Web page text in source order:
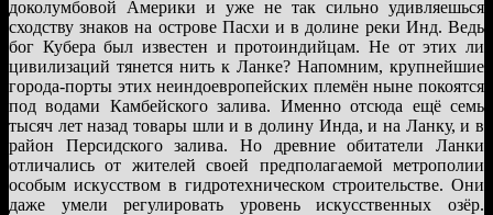
доколумбовой Америки и уже не так сильно удивляешься
сходству знаков на острове Пасхи и в долине реки Инд. Ведь
бог Кубера был известен и протоиндийцам. Не от этих ли
цивилизаций тянется нить к Ланке? Напомним, крупнейшие
города-порты этих неиндоевропейских племён ныне покоятся
под водами Камбейского залива. Именно отсюда ещё семь
тысяч лет назад товары шли и в долину Инда, и на Ланку, и в
район Персидского залива. Но древние обитатели Ланки
отличались от жителей своей предполагаемой метрополии
особым искусством в гидротехническом строительстве. Они
даже умели регулировать уровень искусственных озёр.